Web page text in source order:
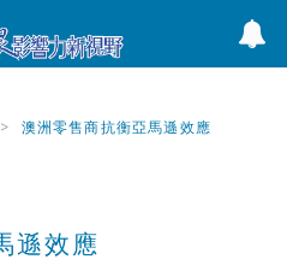
澳洲零售商抗衡亞馬遜效應
遜效應